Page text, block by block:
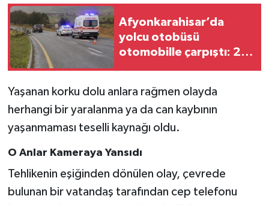
Afyonkarahisar’da
yolcu otobüsü
otomobille çarpıştı: 2
Yaşanan korku dolu anlara rağmen olayda
herhangi bir yaralanma ya da can kaybının
yaşanmaması teselli kaynağı oldu.
O Anlar Kameraya Yansıdı
Tehlikenin eşiğinden dönülen olay, çevrede
bulunan bir vatandaş tarafından cep telefonu